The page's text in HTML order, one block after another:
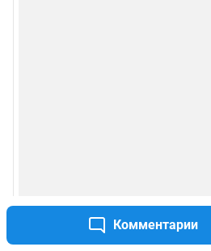
Комментарии